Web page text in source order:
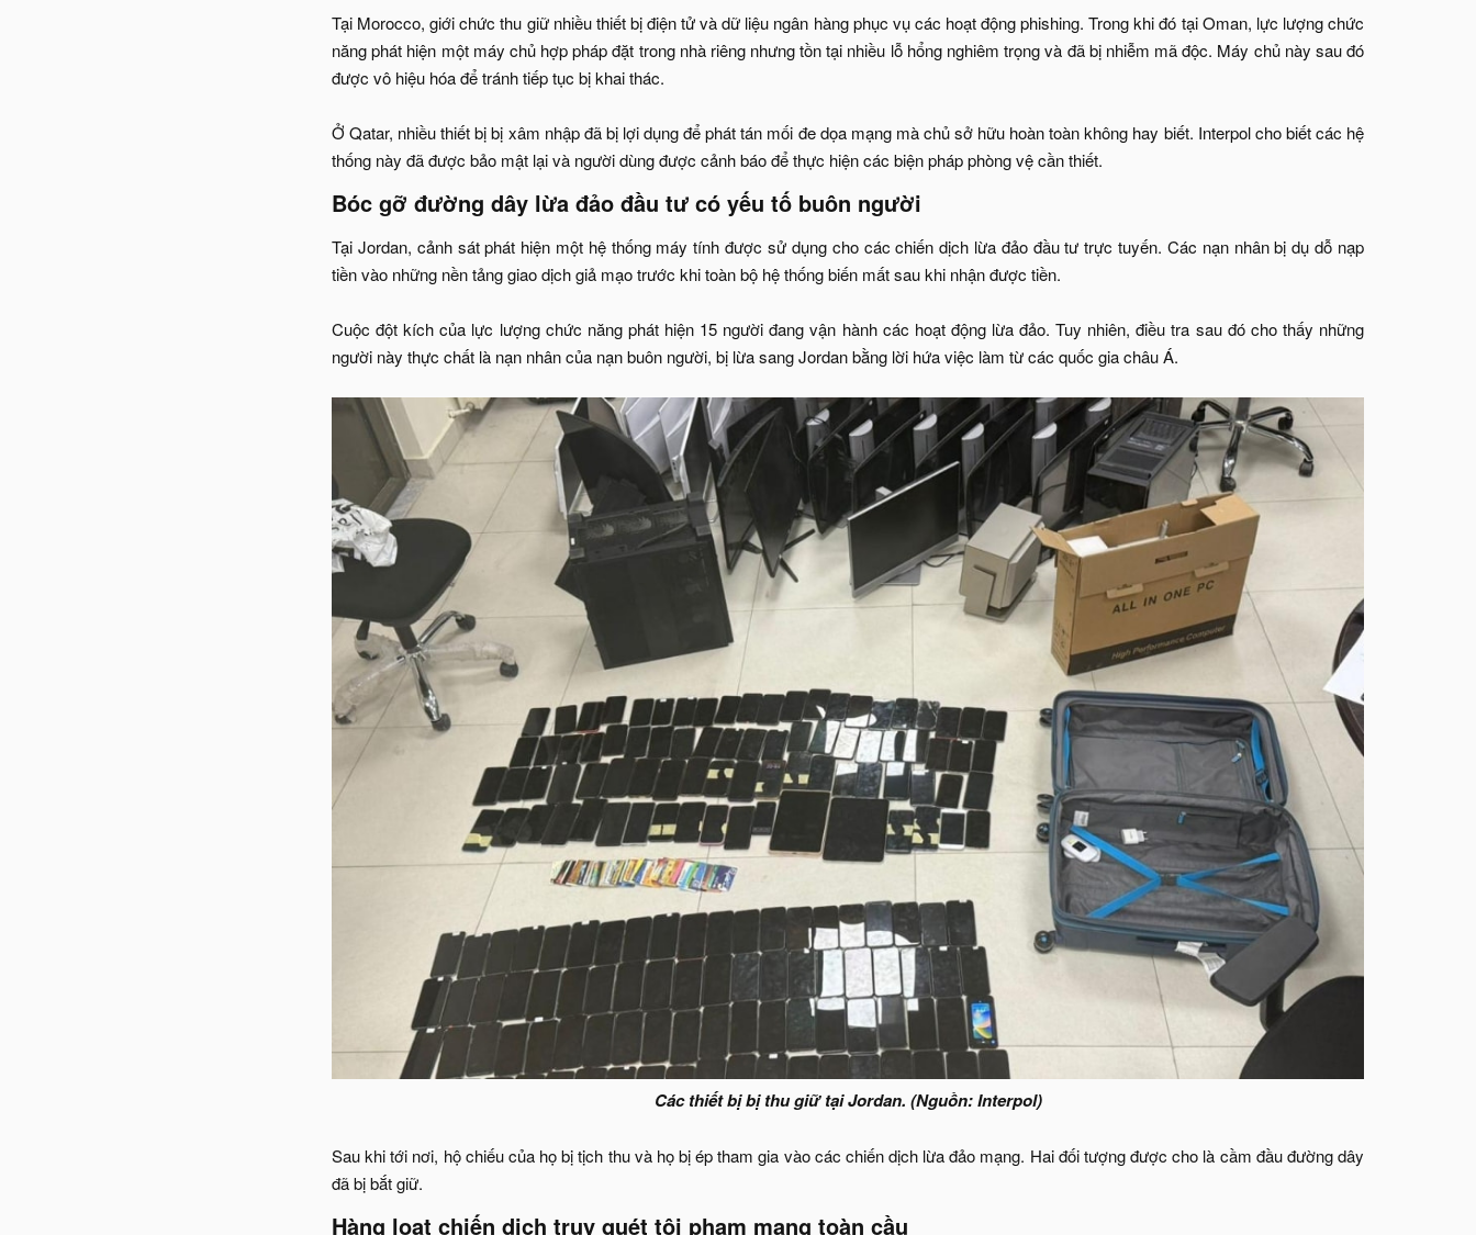
Tại Morocco, giới chức thu giữ nhiều thiết bị điện tử và dữ liệu ngân hàng phục vụ các hoạt động phishing. Trong khi đó tại Oman, lực lượng chức
năng phát hiện một máy chủ hợp pháp đặt trong nhà riêng nhưng tồn tại nhiều lỗ hổng nghiêm trọng và đã bị nhiễm mã độc. Máy chủ này sau đó
được vô hiệu hóa để tránh tiếp tục bị khai thác.
Ở Qatar, nhiều thiết bị bị xâm nhập đã bị lợi dụng để phát tán mối đe dọa mạng mà chủ sở hữu hoàn toàn không hay biết. Interpol cho biết các hệ
thống này đã được bảo mật lại và người dùng được cảnh báo để thực hiện các biện pháp phòng vệ cần thiết.​
Bóc gỡ đường dây lừa đảo đầu tư có yếu tố buôn người​
Tại Jordan, cảnh sát phát hiện một hệ thống máy tính được sử dụng cho các chiến dịch lừa đảo đầu tư trực tuyến. Các nạn nhân bị dụ dỗ nạp
tiền vào những nền tảng giao dịch giả mạo trước khi toàn bộ hệ thống biến mất sau khi nhận được tiền.
Cuộc đột kích của lực lượng chức năng phát hiện 15 người đang vận hành các hoạt động lừa đảo. Tuy nhiên, điều tra sau đó cho thấy những
người này thực chất là nạn nhân của nạn buôn người, bị lừa sang Jordan bằng lời hứa việc làm từ các quốc gia châu Á.
Các thiết bị bị thu giữ tại Jordan. (Nguồn: Interpol)
Sau khi tới nơi, hộ chiếu của họ bị tịch thu và họ bị ép tham gia vào các chiến dịch lừa đảo mạng. Hai đối tượng được cho là cầm đầu đường dây
đã bị bắt giữ.​
Hàng loạt chiến dịch truy quét tội phạm mạng toàn cầu​